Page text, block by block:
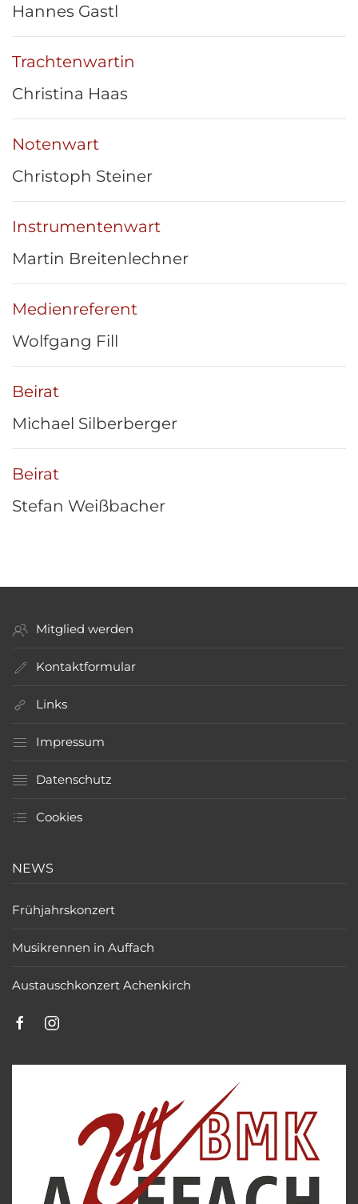
Hannes Gastl
Trachtenwartin
Christina Haas
Notenwart
Christoph Steiner
Instrumentenwart
Martin Breitenlechner
Medienreferent
Wolfgang Fill
Beirat
Michael Silberberger
Beirat
Stefan Weißbacher
Mitglied werden
Kontaktformular
Links
Impressum
Datenschutz
Cookies
NEWS
Frühjahrskonzert
Musikrennen in Auffach
Austauschkonzert Achenkirch